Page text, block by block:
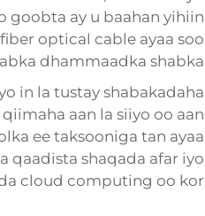
goobta ay u baahan yihiin
optical cable ayaa soo
dhammaadka shabka.
in la tustay shabakadaha
aan la siiyo oo aan
ee taksooniga tan ayaa
qaadista shaqada afar iyo
cloud computing oo kor.